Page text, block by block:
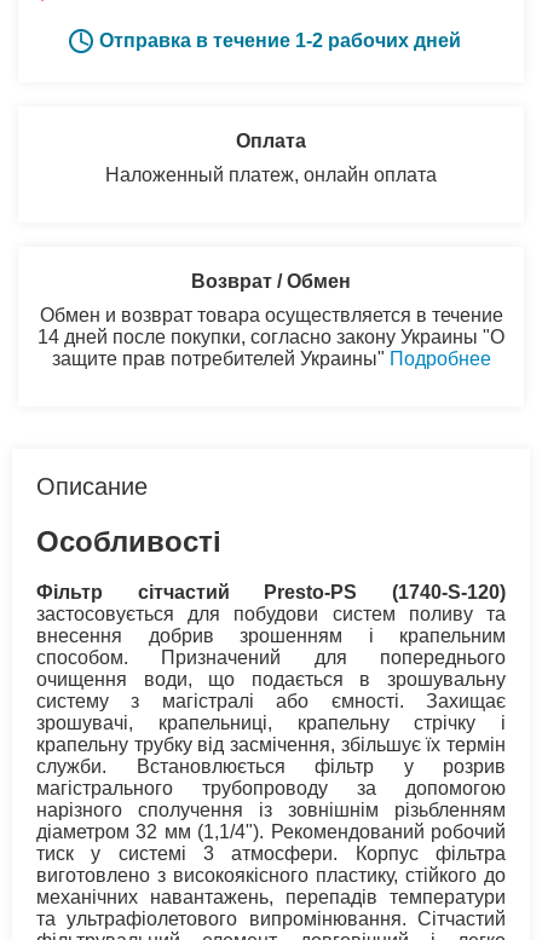
Отправка в течение 1-2 рабочих дней
Оплата
Наложенный платеж, онлайн оплата
Возврат / Обмен
Обмен и возврат товара осуществляется в течение
14 дней после покупки, согласно закону Украины "О
защите прав потребителей Украины" Подробнее
Описание
Особливості
Фільтр сітчастий Presto-PS (1740-S-120)
застосовується для побудови систем поливу та
внесення добрив зрошенням і крапельним
способом. Призначений для попереднього
очищення води, що подається в зрошувальну
систему з магістралі або ємності. Захищає
зрошувачі, крапельниці, крапельну стрічку і
крапельну трубку від засмічення, збільшує їх термін
служби. Встановлюється фільтр у розрив
магістрального трубопроводу за допомогою
нарізного сполучення із зовнішнім різьбленням
діаметром 32 мм (1,1/4"). Рекомендований робочий
тиск у системі 3 атмосфери. Корпус фільтра
виготовлено з високоякісного пластику, стійкого до
механічних навантажень, перепадів температури
та ультрафіолетового випромінювання. Сітчастий